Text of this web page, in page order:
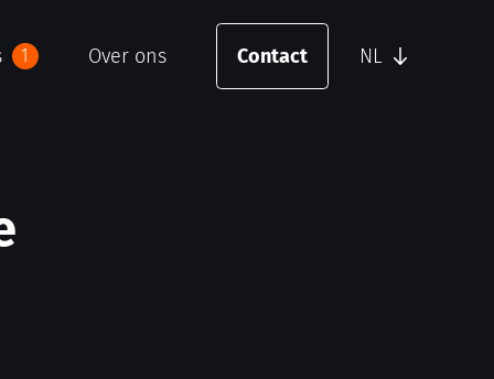
1 Over ons Contact NL